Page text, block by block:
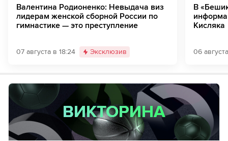
Валентина Родионенко: Невыдача виз
лидерам женской сборной России по
гимнастике — это преступление
07 августа в 18:24 Эксклюзив
В
Кисляка
06
ВИКТОРИНА
ВИКТОРИНА